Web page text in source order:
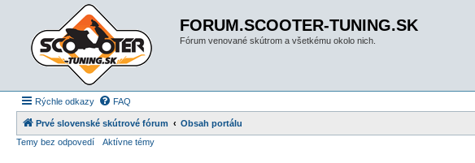
FORUM.SCOOTER-TUNING.SK
Fórum venované skútrom a všetkému okolo nich.
Rýchle odkazy FAQ
Prvé slovenské skútrové fórum
Obsah portálu
Temy bez odpovedí
Aktívne témy